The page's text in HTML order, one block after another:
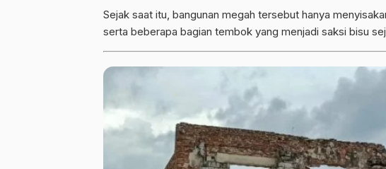
Sejak saat itu, bangunan megah tersebut hanya
serta beberapa bagian tembok yang menjadi saksi bisu